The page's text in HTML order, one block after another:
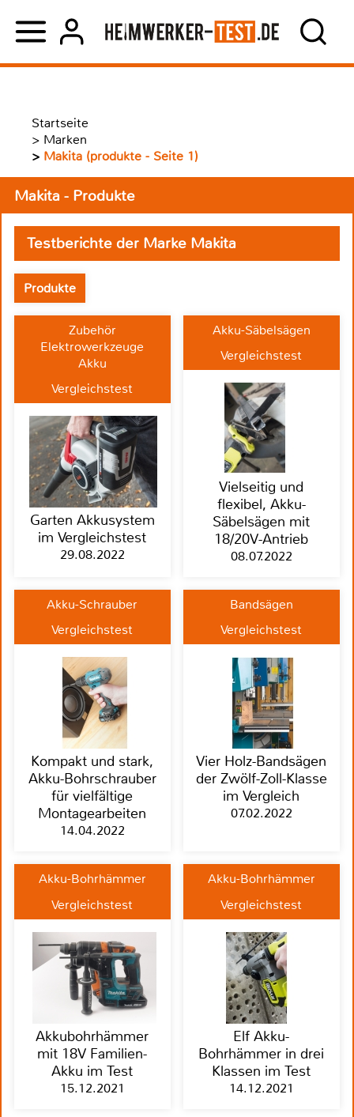
Startseite
> Marken
> Makita (produkte - Seite 1)
Makita - Produkte
Testberichte der Marke Makita
Produkte
Zubehör
Elektrowerkzeuge
Akku
Vergleichstest
Garten Akkusystem
im Vergleichstest
29.08.2022
Akku-Säbelsägen
Vergleichstest
Vielseitig und
flexibel, Akku-
Säbelsägen mit
18/20V-Antrieb
08.07.2022
Akku-Schrauber
Vergleichstest
Kompakt und stark,
Akku-Bohrschrauber
für vielfältige
Montagearbeiten
14.04.2022
Bandsägen
Vergleichstest
Vier Holz-Bandsägen
der Zwölf-Zoll-Klasse
im Vergleich
07.02.2022
Akku-Bohrhämmer
Vergleichstest
Akkubohrhämmer
mit 18V Familien-
Akku im Test
15.12.2021
Akku-Bohrhämmer
Vergleichstest
Elf Akku-
Bohrhämmer in drei
Klassen im Test
14.12.2021